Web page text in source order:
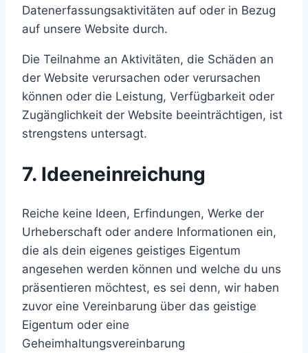
Datenerfassungsaktivitäten auf oder in Bezug
auf unsere Website durch.
Die Teilnahme an Aktivitäten, die Schäden an
der Website verursachen oder verursachen
können oder die Leistung, Verfügbarkeit oder
Zugänglichkeit der Website beeinträchtigen, ist
strengstens untersagt.
7. Ideeneinreichung
Reiche keine Ideen, Erfindungen, Werke der
Urheberschaft oder andere Informationen ein,
die als dein eigenes geistiges Eigentum
angesehen werden können und welche du uns
präsentieren möchtest, es sei denn, wir haben
zuvor eine Vereinbarung über das geistige
Eigentum oder eine
Geheimhaltungsvereinbarung